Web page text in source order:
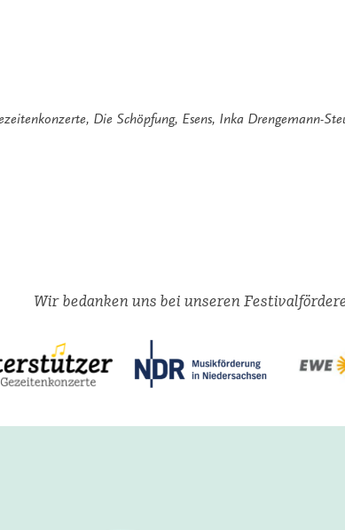
, Die Schöpfung, Esens, Inka Drengemann-
Wir bedanken uns bei unseren